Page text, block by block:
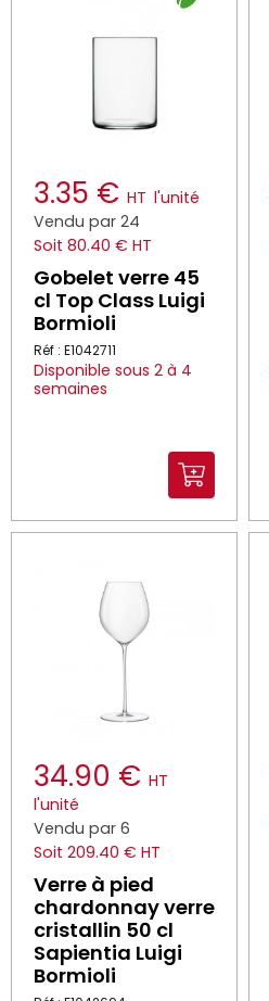
3.35 € HT l'unité
Vendu par 24
Soit 80.40 € HT
Gobelet verre 45
cl Top Class Luigi
Bormioli
Réf : E1042711
Disponible sous 2 à 4
semaines
34.90 € HT
l'unité
Vendu par 6
Soit 209.40 € HT
Verre à pied
chardonnay verre
cristallin 50 cl
Sapientia Luigi
Bormioli